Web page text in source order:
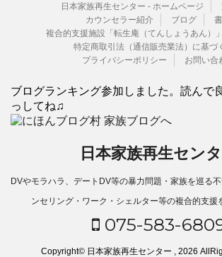
日本家族再生センター - ホームページ
カウンセラー紹介
ブログ
複合的支援施設「転生庵（てんしょうあん）」
特定商取引法（通信販売業法）に基づ
プライバシーポリシー
お問い合
ブログランキング参加しました。読んで
っしてね♫
日本家族再生セン
DVやモラハラ、デートDV等の暴力問題・家族を巡る
ンセリング・ワーク・シェルター等の複合的支援
075-583-
Copyright© 日本家族再生センター , 2026